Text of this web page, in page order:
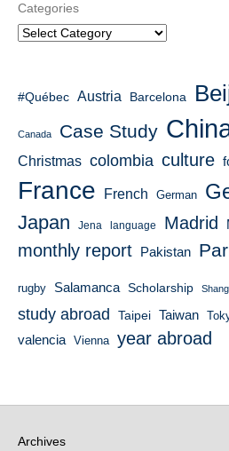
Categories
#Québec Austria Barcelona
Canada Case Study
Christmas colombia culture
France French German
Japan Jena language Madrid
monthly report Pakistan
rugby Salamanca Scholarship
study abroad
Taipei Taiwan
valencia Vienna year abroad
Archives